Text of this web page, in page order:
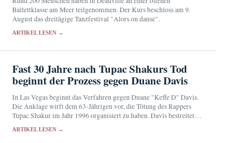
Ballettklasse am Meer teilgenommen. Der Kurs beschloss am 9.
August das dreitägige Tanzfestival "Alors on danse".
ARTIKEL LESEN →
Fast 30 Jahre nach Tupac Shakurs Tod
beginnt der Prozess gegen Duane Davis
In Las Vegas beginnt das Verfahren gegen Duane "Keffe D" Davis.
Die Anklage wirft dem 63-Jährigen vor, die Tötung des Rappers
Tupac Shakur im Jahr 1996 organisiert zu haben. Davis bestreitet
ARTIKEL LESEN →